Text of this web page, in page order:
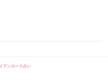
アンカード占い